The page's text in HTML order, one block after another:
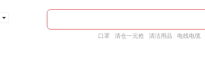
口罩 清仓一元抢 清洁用品 电线电缆